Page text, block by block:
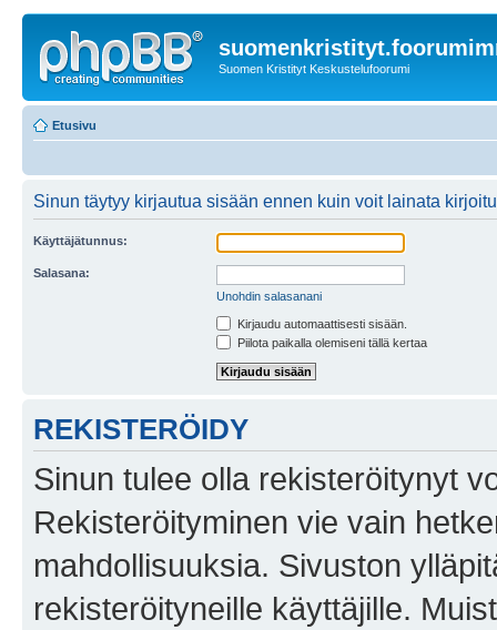
Suomen Kristityt Keskustelufoorumi
Etusivu
Sinun täytyy kirjautua sisään ennen kuin voit lainata
Käyttäjätunnus:
Salasana:
Unohdin salasanani
Kirjaudu automaattisesti sisään.
Piilota paikalla olemiseni tällä kertaa
REKISTERÖIDY
Sinun tulee olla rekisteröitynyt
Rekisteröityminen vie vain
mahdollisuuksia. Sivuston
rekisteröityneille käyttäjille.